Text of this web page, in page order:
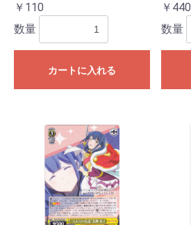
￥110
数量
カートに入れる
￥440
数量